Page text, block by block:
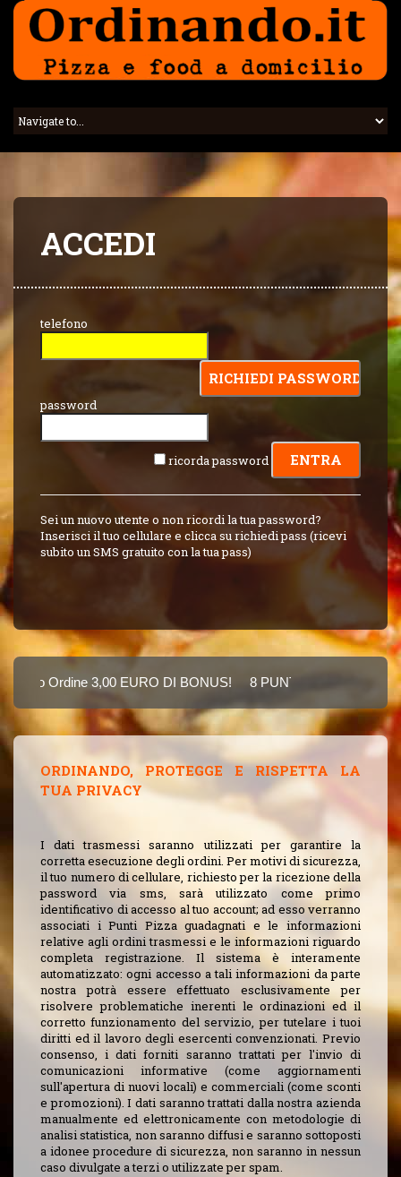
ACCEDI
telefono
password
ricorda password
Sei un nuovo utente o non ricordi la tua password?
Inserisci il tuo cellulare e clicca su richiedi pass (ricevi
subito un SMS gratuito con la tua pass)
3,00 EURO DI BONUS! 8 PUNTI 3,00 EURO BONUS !
ORDINANDO, PROTEGGE E RISPETTA LA
TUA PRIVACY
I dati trasmessi saranno utilizzati per garantire la
corretta esecuzione degli ordini. Per motivi di sicurezza,
il tuo numero di cellulare, richiesto per la ricezione della
password via sms, sarà utilizzato come primo
identificativo di accesso al tuo account; ad esso verranno
associati i Punti Pizza guadagnati e le informazioni
relative agli ordini trasmessi e le informazioni riguardo
completa registrazione. Il sistema è interamente
automatizzato: ogni accesso a tali informazioni da parte
nostra potrà essere effettuato esclusivamente per
risolvere problematiche inerenti le ordinazioni ed il
corretto funzionamento del servizio, per tutelare i tuoi
diritti ed il lavoro degli esercenti convenzionati. Previo
consenso, i dati forniti saranno trattati per l'invio di
comunicazioni informative (come aggiornamenti
sull'apertura di nuovi locali) e commerciali (come sconti
e promozioni). I dati saranno trattati dalla nostra azienda
manualmente ed elettronicamente con metodologie di
analisi statistica, non saranno diffusi e saranno sottoposti
a idonee procedure di sicurezza, non saranno in nessun
caso divulgate a terzi o utilizzate per spam.